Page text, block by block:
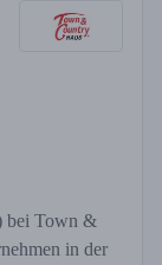
bei Town &
in der